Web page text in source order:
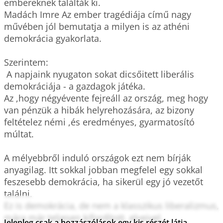
embereknek találták ki.
Madách Imre Az ember tragédiája című nagy
művében jól bemutatja a milyen is az athéni
demokrácia gyakorlata.
Szerintem:
demokráciája - a gazdagok játéka.
Az ,hogy négyévente fejreáll az ország, meg hogy
van pénzük a hibák helyrehozására, az bizony
feltételez némi ,és eredményes, gyarmatosító
múltat.
A mélyebbről induló országok ezt nem bírják
anyagilag. Itt sokkal jobban megfelel egy sokkal
feszesebb demokrácia, ha sikerül egy jó vezetőt
találni.
Ez is demokrácia, de nem a klasszikus liberalizmus,
mára már teljesen kifordított, elveivel.